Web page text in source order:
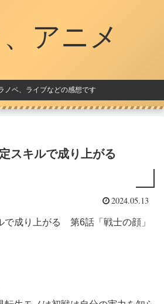
、アニメ
ノベ、ライブなどの感想です
スキルで成り上がる
2024.05.13
で成り上がる 第6話「戦士の顔」